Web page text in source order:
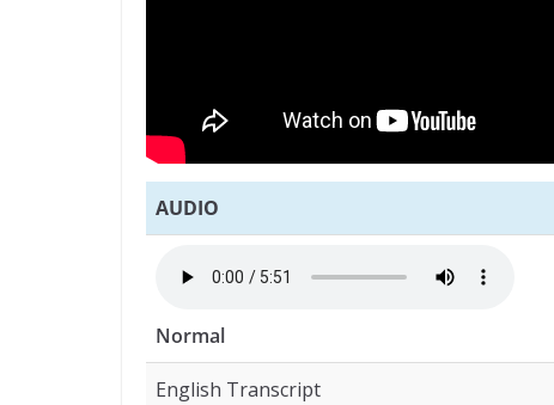
AUDIO
Normal
English Transcript